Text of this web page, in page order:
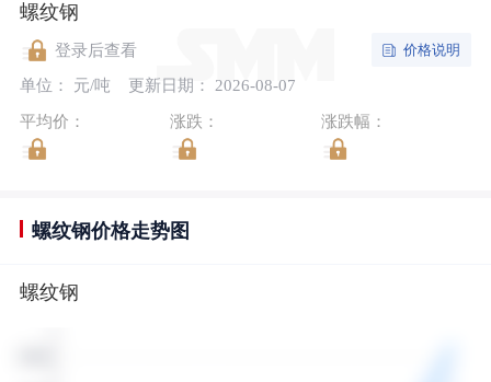
螺纹钢
登录后查看
单位： 元/吨
更新日期： 2026-08-07
价格说明
平均价： 涨跌： 涨跌幅：
螺纹钢价格走势图
螺纹钢